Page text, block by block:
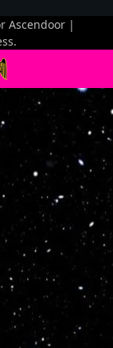
Ascendoor |
.
and search engines.